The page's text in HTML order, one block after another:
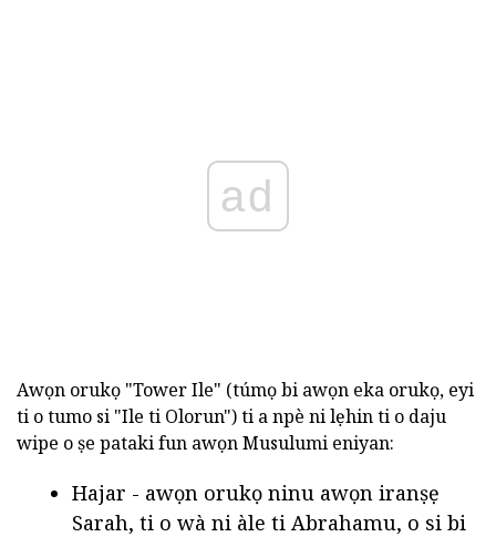
ad
Awọn orukọ "Tower Ile" (túmọ bi awọn eka orukọ, eyi
ti o tumo si "Ile ti Olorun") ti a npè ni lẹhin ti o daju
wipe o ṣe pataki fun awọn Musulumi eniyan:
Hajar - awọn orukọ ninu awọn iranṣẹ
Sarah, ti o wà ni àle ti Abrahamu, o si bi